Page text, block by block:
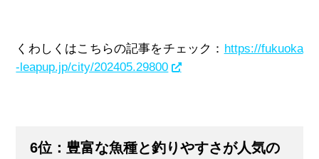
くわしくはこちらの記事をチェック： https://fukuoka
-leapup.jp/city/202405.29800
6位：豊富な魚種と釣りやすさが人気の